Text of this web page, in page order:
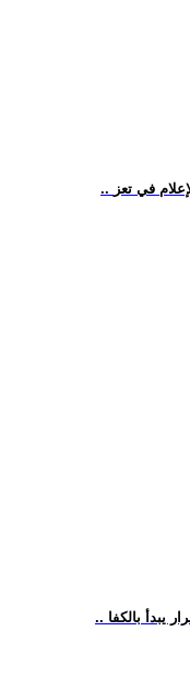
في تعز
يبدأ بالكفا